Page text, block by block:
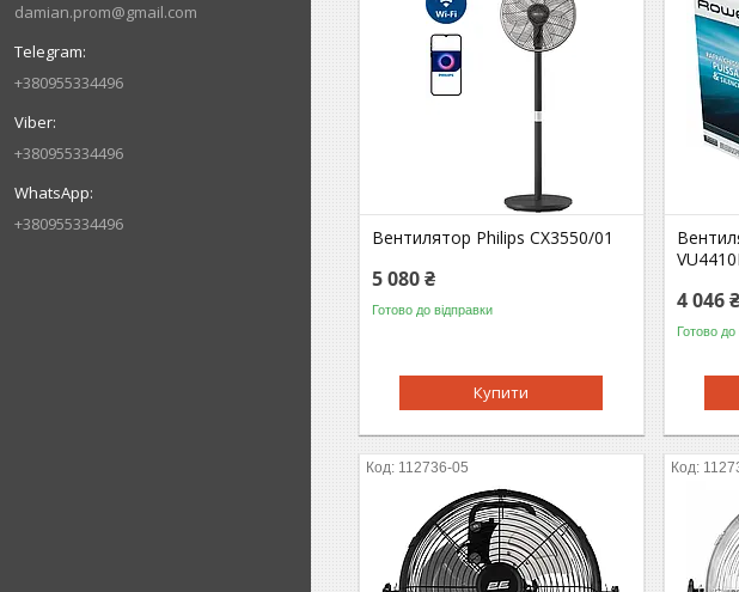
damian.prom@gmail.com
+380955334496
+380955334496
+380955334496
Вентилятор Philips CX3550/01
5 080 ₴
Готово до відправки
Купити
4 046 ₴
Готово до
112736-05